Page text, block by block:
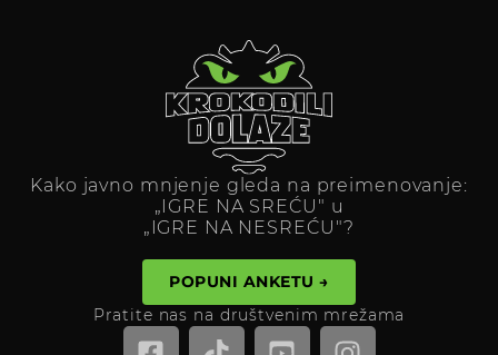
Kako javno mnjenje gleda na preimenovanje:
„IGRE NA SREĆU" u
„IGRE NA NESREĆU"?
POPUNI ANKETU →
Pratite nas na društvenim mrežama